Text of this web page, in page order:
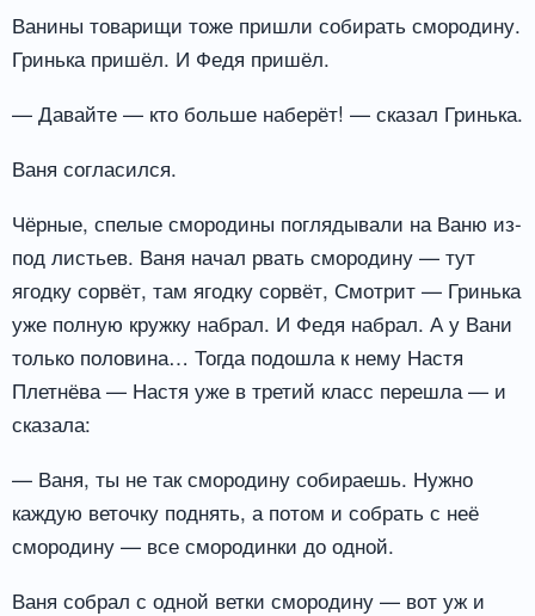
Ванины товарищи тоже пришли собирать смородину.
Гринька пришёл. И Федя пришёл.
— Давайте — кто больше наберёт! — сказал Гринька.
Ваня согласился.
Чёрные, спелые смородины поглядывали на Ваню из-
под листьев. Ваня начал рвать смородину — тут
ягодку сорвёт, там ягодку сорвёт, Смотрит — Гринька
уже полную кружку набрал. И Федя набрал. А у Вани
только половина… Тогда подошла к нему Настя
Плетнёва — Настя уже в третий класс перешла — и
сказала:
— Ваня, ты не так смородину собираешь. Нужно
каждую веточку поднять, а потом и собрать с неё
смородину — все смородинки до одной.
Ваня собрал с одной ветки смородину — вот уж и